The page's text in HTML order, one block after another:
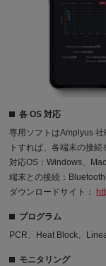
各 OS 対応
専用ソフトはAmplyus
トすれば、各端末の接続
対応OS：Windows、
端末との接続：
ダウンロードサイト：
プログラム
PCR、Heat Block、
モニタリング